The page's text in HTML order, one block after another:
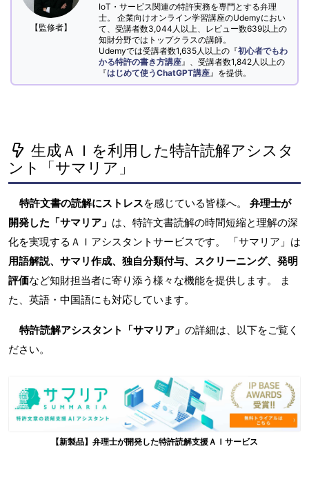
【監修者】
IoT・サービス関連の特許実務を専門とする弁理
士。 企業向けオンライン学習講座のUdemyにおい
て、受講者数3,044人以上、レビュー数639以上の
知財分野ではトップクラスの講師。
Udemyでは受講者数1,635人以上の『初心者でもわ
かる特許の書き方講座 』、受講者数1,842人以上の
『はじめて使うChatGPT講座 』を提供。
生成ＡＩを利用した特許読解アシスタ
ント「サマリア」
特許文書の読解にストレスを感じている皆様へ。 弁理士が
開発した「サマリア」 は、特許文書読解の時間短縮と理解の深
化を実現するＡＩアシスタントサービスです。 「サマリア」は
用語解説、サマリ作成、独自分類付与、スクリーニング、発明
評価など知財担当者に寄り添う様々な機能を提供します。 ま
た、英語・中国語にも対応しています。
特許読解アシスタント「サマリア」 の詳細は、以下をご覧く
ださい。
【新製品】弁理士が開発した特許読解支援ＡＩサービス